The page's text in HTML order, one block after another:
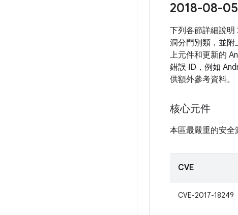
2018-08-
下列各節詳細說
洞分門別類，並附
上元件和更新的
錯誤 ID，例如
供額外參考資料。
核心元件
本區最嚴重的安全
CVE
CVE-2017-18249